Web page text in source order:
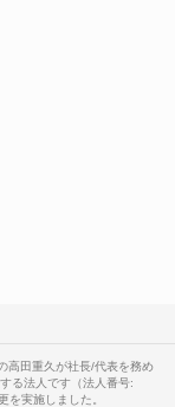
高田重久が社長/代表を務め
る法人です（法人番号:
実施しました。